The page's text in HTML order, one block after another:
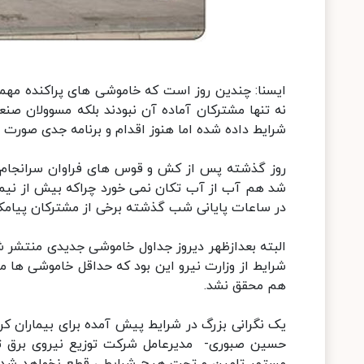
ایسنا: چندین روز است که خاموشی های پراکنده
نه تنها مشترکان آماده آن نبودند بلکه مسوولان
شرایط داده شده اما هنوز اقدام و برنامه جدی
شد هم آب از آب تکان نمی خورد چراکه بیش از
در ساعات پایانی شب گذشته برخی از مشترکان
البته بعدازظهر دیروز جداول خاموشی جدیدی
شرایط از وزارت نیرو این بود که حداقل خاموشی
هم محقق نشد.
یک نگرانی بزرگ در شرایط پیش آمده برای
حسین صبوری- مدیرعامل شرکت توزیع نیروی برق